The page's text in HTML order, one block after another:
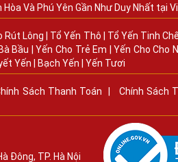
Và Phú Yên Gần Như Duy Nhất tại
Rút Lông Tổ Yến Thô Tổ Yến Tinh Chế
Bầu |Yến Cho Trẻ Em |Yến Cho Cho
Yến Bạch Yến Yến Tươi
Sách Thanh Toán Chính Sách
Đông, TP. Hà Nội